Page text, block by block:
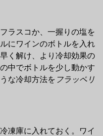
ラスコか、一握りの塩を
にワインのボトルを入れ
く解け、より冷却効果の
中でボトルを少し動かす
な冷却方法を フラッペリ
凍庫に入れておく。ワイ